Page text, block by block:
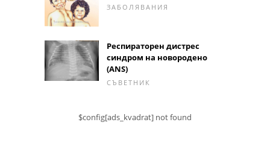
ЗАБОЛЯВАНИЯ
Респираторен дистрес
синдром на новородено
(ANS)
СЪВЕТНИК
$config[ads_kvadrat] not found